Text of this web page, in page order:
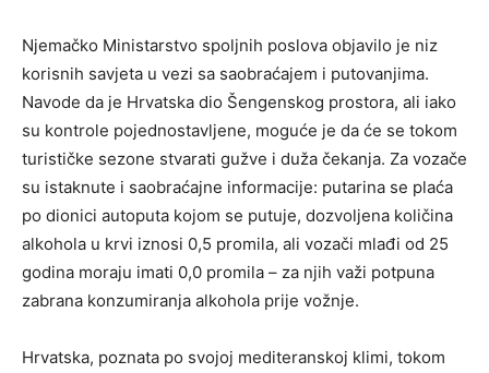
Njemačko Ministarstvo spoljnih poslova objavilo je niz
korisnih savjeta u vezi sa saobraćajem i putovanjima.
Navode da je Hrvatska dio Šengenskog prostora, ali iako
su kontrole pojednostavljene, moguće je da će se tokom
turističke sezone stvarati gužve i duža čekanja. Za vozače
su istaknute i saobraćajne informacije: putarina se plaća
po dionici autoputa kojom se putuje, dozvoljena količina
alkohola u krvi iznosi 0,5 promila, ali vozači mlađi od 25
godina moraju imati 0,0 promila – za njih važi potpuna
zabrana konzumiranja alkohola prije vožnje.
Hrvatska, poznata po svojoj mediteranskoj klimi, tokom